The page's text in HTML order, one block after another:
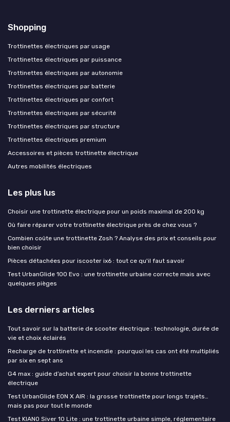
Shopping
Trottinettes électriques par usage
Trottinettes électriques par puissance
Trottinettes électriques par autonomie
Trottinettes électriques par batterie
Trottinettes électriques par confort
Trottinettes électriques par sécurité
Trottinettes électriques par structure
Trottinettes électriques premium
Accessoires et pièces trottinette électrique
Autres mobilités électriques
Les plus lus
Choisir une trottinette électrique pour un poids maximal de 200 kg
Où faire réparer votre trottinette électrique près de chez vous ?
Combien coûte une trottinette Zosh ? Analyse des prix et conseils pour
bien choisir
Pièces détachées pour iscooter ix6 : tout ce qu'il faut savoir
Test UrbanGlide 100 Evo : une trottinette urbaine correcte mais avec
quelques pièges
Les derniers articles
Tout savoir sur la batterie de scooter électrique : technologie, durée de
vie et choix éclairés
Recharge de trottinette et incendie : pourquoi les cas ont été multipliés
par six en sept ans
G4 max : guide d’achat expert pour choisir la bonne trottinette
électrique
Test UrbanGlide EON X AIR : la grosse trottinette pour longs trajets…
mais pas pour tout le monde
Test KIANO Siver 10 Lite : une trottinette urbaine simple, réglementaire